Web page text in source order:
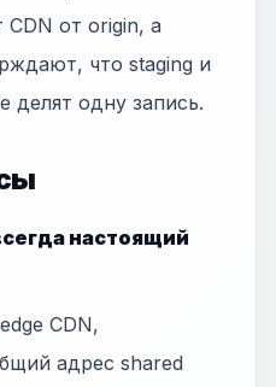
от origin, а
что staging и
делят одну запись.
настоящий
CDN,
адрес shared